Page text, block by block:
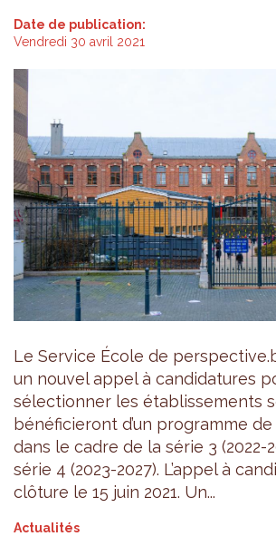
Date de publication:
Vendredi 30 avril 2021
Le Service École de
un nouvel appel à candidatures
sélectionner les établissements
bénéficieront d’un programme
dans le cadre de la série 3 (2022-
série 4 (2023-2027). L’appel à
clôture le 15 juin 2021. Un...
Actualités